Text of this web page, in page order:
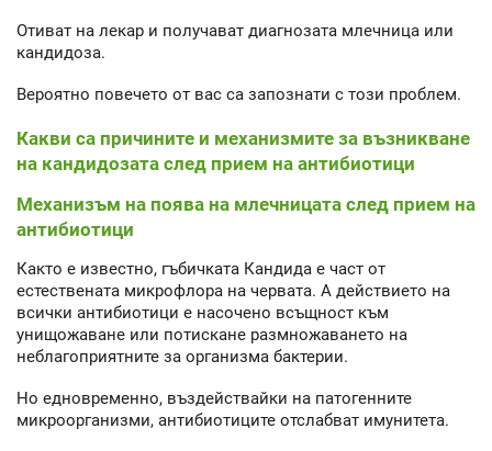
Отиват на лекар и получават диагнозата млечница или
кандидоза.
Вероятно повечето от вас са запознати с този проблем.
Какви са причините и механизмите за възникване
на кандидозата след прием на антибиотици
Механизъм на поява на млечницата след прием на
антибиотици
Както е известно, гъбичката Кандида е част от
естествената микрофлора на червата. А действието на
всички антибиотици е насочено всъщност към
унищожаване или потискане размножаването на
неблагоприятните за организма бактерии.
Но едновременно, въздействайки на патогенните
микроорганизми, антибиотиците отслабват имунитета.